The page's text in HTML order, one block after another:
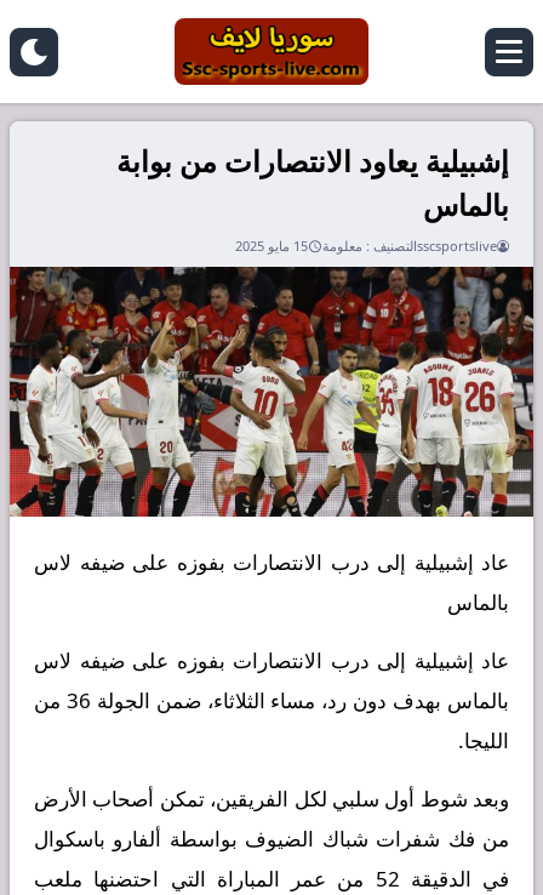
إشبيلية يعاود الانتصارات من بوابة
بالماس
sscsportsliveالتصنيف : معلومة 15 مايو 2025
عاد إشبيلية إلى درب الانتصارات بفوزه على ضيفه لاس
بالماس
عاد إشبيلية إلى درب الانتصارات بفوزه على ضيفه لاس
بالماس بهدف دون رد، مساء الثلاثاء، ضمن الجولة 36 من
الليجا.
وبعد شوط أول سلبي لكل الفريقين، تمكن أصحاب الأرض
من فك شفرات شباك الضيوف بواسطة ألفارو باسكوال
في الدقيقة 52 من عمر المباراة التي احتضنها ملعب